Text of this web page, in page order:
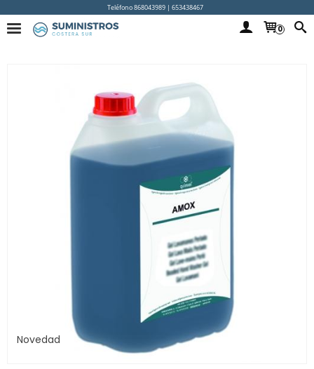
Teléfono 868043989 | 653438467
0
Novedad